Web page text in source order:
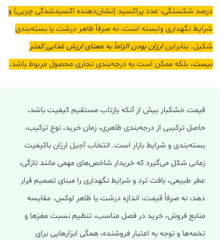
درصد شکستگی، عدد پراکسید (نشان‌دهنده اکسیدشدگی چربی) و
شرایط نگهداری وابسته است، نه صرفاً ظاهر درشت یا بسته‌بندی
شکیل. بنابراینارزان بودن الزاماً به معنای ارزش غذایی کمتر
نیست، بلکه ممکن است به درجه‌بندی تجاری محصول مربوط باشد.
قیمت خشکبار بیش از آنکه بازتاب مستقیم کیفیت باشد،
حاصل ترکیبی از درجه‌بندی ظاهری، زمان خرید، نوع ترکیب،
بسته‌بندی و شرایط بازار است. انتخاب آجیل ارزان باکیفیت
زمانی شکل می‌گیرد که خریدار شاخص‌های مهمی مانند تازگی،
عطر طبیعی، بافت ترد و شرایط نگهداری را مبنای تصمیم قرار
دهد، نه صرفاً قیمت، اندازه درشت یا ظاهر لوکس. مقایسه
منابع فروش، خرید در فصل مناسب، تنظیم نسبت مغزها و
تخمه‌ها و توجه به اعتبار فروشنده، همگی ابزارهایی برای